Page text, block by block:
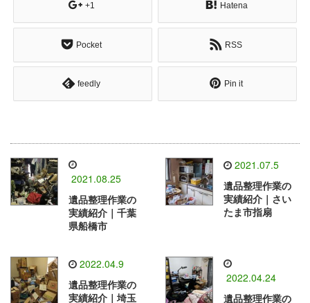
+1 Hatena
Pocket RSS
feedly Pin it
2021.08.25
遺品整理作業の
実績紹介｜千葉
県船橋市
2021.07.5
遺品整理作業の
実績紹介｜さい
たま市指扇
2022.04.9
遺品整理作業の
実績紹介｜埼玉
2022.04.24
遺品整理作業の